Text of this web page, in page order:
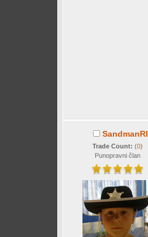
SandmanRI
Trade Count: (0)
Punopravni član